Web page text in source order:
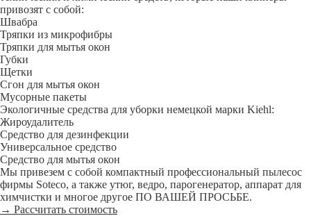
привозят с собой:
Швабра
Тряпки из микрофибры
Тряпки для мытья окон
Губки
Щетки
Сгон для мытья окон
Мусорные пакеты
Экологичные средства для уборки немецкой марки Kiehl:
Жироудалитель
Средство для дезинфекции
Универсальное средство
Средство для мытья окон
Мы привезем с собой компактный профессиональный пылесос
фирмы Soteco, а также утюг, ведро, парогенератор, аппарат для
химчистки и многое другое ПО ВАШЕЙ ПРОСЬБЕ.
→ Рассчитать стоимость